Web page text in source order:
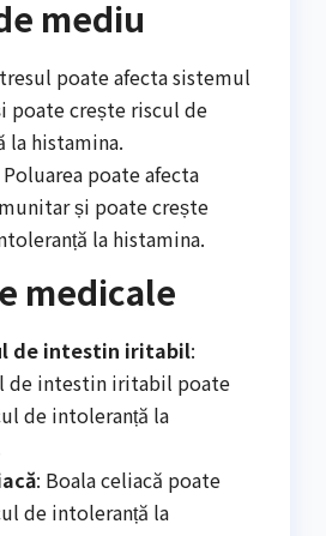
mediu
poate afecta sistemul
poate crește riscul de
la histamina.
Poluarea poate afecta
și poate crește
la histamina.
medicale
de intestin iritabil:
de intestin iritabil poate
de intoleranță la
: Boala celiacă poate
de intoleranță la